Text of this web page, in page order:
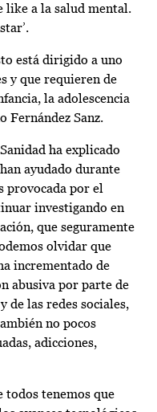
like a la salud mental.
está dirigido a uno
y que requieren de
la adolescencia
Fernández Sanz.
ha explicado
ayudado durante
provocada por el
investigando en
que seguramente
olvidar que
incrementado de
abusiva por parte de
de las redes sociales,
no pocos
adicciones,
todos tenemos que